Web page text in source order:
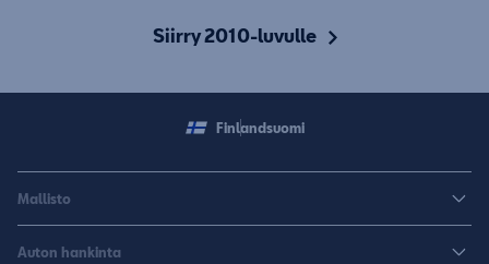
Siirry 2010-luvulle
Finlandsuomi
Mallisto
Auton hankinta